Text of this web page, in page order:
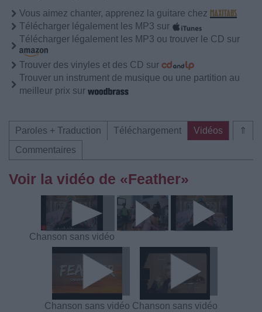
Vous aimez chanter, apprenez la guitare chez
Télécharger légalement les MP3 sur
Télécharger légalement les MP3 ou trouver le CD sur
Trouver des vinyles et des CD sur
Trouver un instrument de musique ou une partition au
meilleur prix sur
⇑
Paroles + Traduction Téléchargement
Vidéos
Commentaires
Voir la vidéo de «Feather»
Chanson sans vidéo
Chanson sans vidéo Chanson sans vidéo